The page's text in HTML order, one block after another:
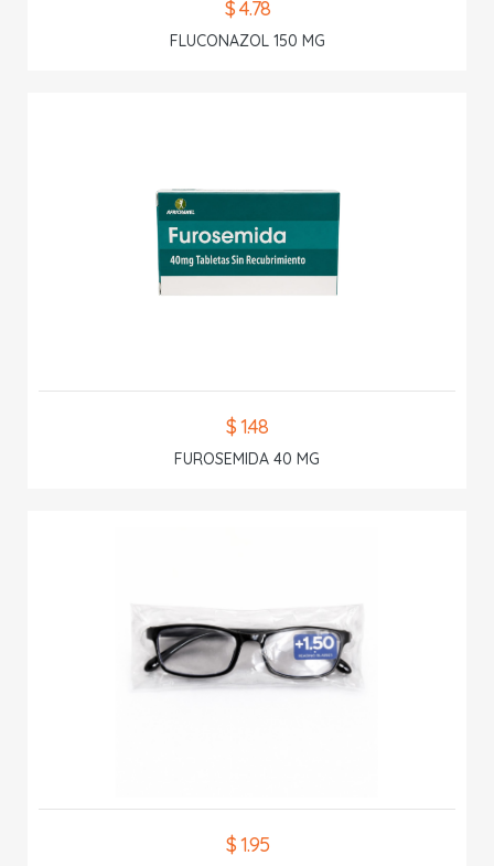
$ 4.78
FLUCONAZOL 150 MG
$ 1.48
FUROSEMIDA 40 MG
$ 1.95